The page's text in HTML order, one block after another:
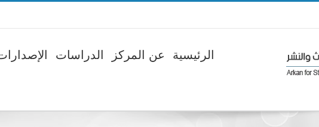
الرئيسية عن المركز الدراسات